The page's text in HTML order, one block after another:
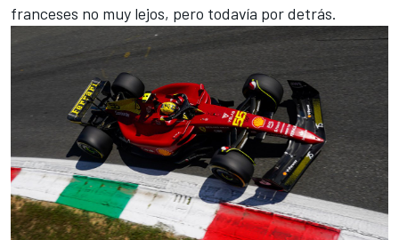
franceses no muy lejos, pero todavía por detrás.